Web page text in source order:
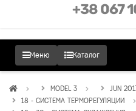
Меню Каталог
+38 067
MODEL 3
JUN
18 - СИСТЕМА ТЕРМОРЕГУЛЯЦИИ